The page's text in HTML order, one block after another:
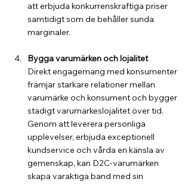
att erbjuda konkurrenskraftiga priser
samtidigt som de behåller sunda
marginaler.
Bygga varumärken och lojalitet
Direkt engagemang med konsumenter
främjar starkare relationer mellan
varumärke och konsument och bygger
stadigt varumärkeslojalitet över tid.
Genom att leverera personliga
upplevelser, erbjuda exceptionell
kundservice och vårda en känsla av
gemenskap, kan D2C-varumärken
skapa varaktiga band med sin